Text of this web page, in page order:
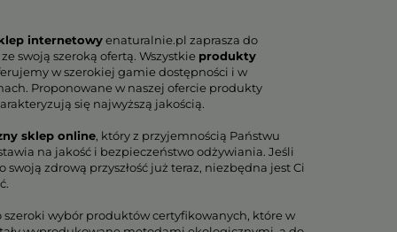
internetowyenaturalnie.pl zaprasza do
swoją szeroką ofertą. Wszystkie produkty
w szerokiej gamie dostępności i w
Proponowane w naszej ofercie produkty
się najwyższą jakością.
sklep online, który z przyjemnością Państwu
na jakość i bezpieczeństwo odżywiania. Jeśli
swoją zdrową przyszłość już teraz, niezbędna jest Ci
szeroki wybór produktów certyfikowanych, które w